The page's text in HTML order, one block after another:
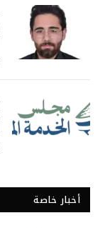
أخبار خاصة